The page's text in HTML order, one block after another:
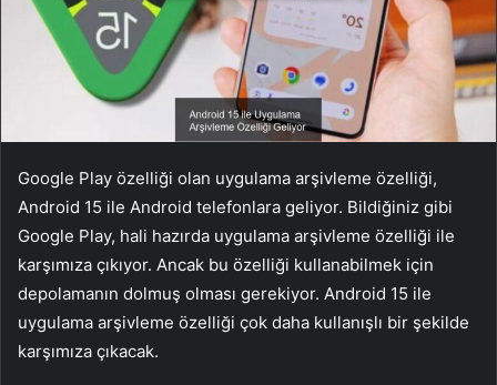
Google Play özelliği olan uygulama arşivleme özelliği,
Android 15 ile Android telefonlara geliyor. Bildiğiniz gibi
Google Play, hali hazırda uygulama arşivleme özelliği ile
karşımıza çıkıyor. Ancak bu özelliği kullanabilmek için
depolamanın dolmuş olması gerekiyor. Android 15 ile
uygulama arşivleme özelliği çok daha kullanışlı bir şekilde
karşımıza çıkacak.